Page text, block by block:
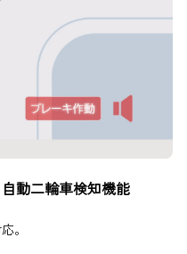
動二輪車検知機能
。